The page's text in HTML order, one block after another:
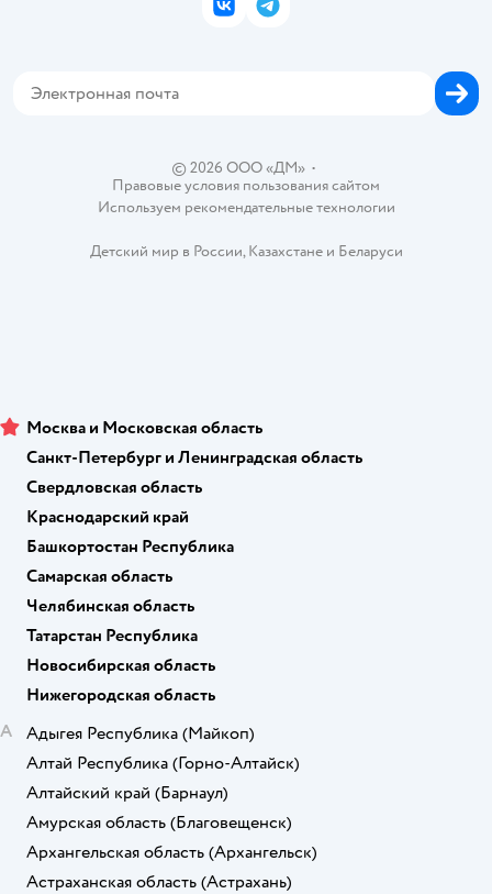
Политика использования файлов cookie
Проверка баланса подарочной карты
© 2026 ООО «ДМ»•
Правовые условия пользования сайтом
Используем рекомендательные технологии
Детский мир в России,Казахстанеи Беларуси
ВКонтактеTelegram
Москва и Московская область
Санкт-Петербург и Ленинградская область
Свердловская область
Краснодарский край
Башкортостан Республика
Самарская область
Челябинская область
Татарстан Республика
Новосибирская область
Нижегородская область
А
Адыгея Республика (Майкоп)
Алтай Республика (Горно-Алтайск)
Алтайский край (Барнаул)
Амурская область (Благовещенск)
Архангельская область (Архангельск)
Астраханская область (Астрахань)